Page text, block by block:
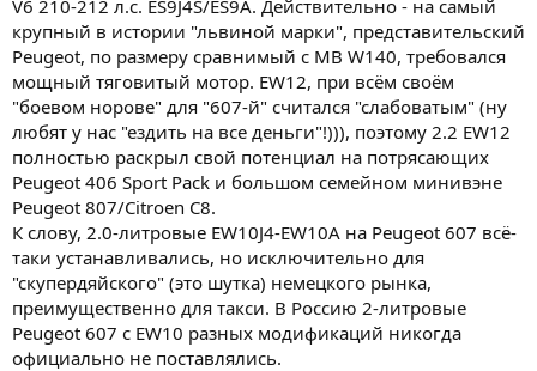
V6 210-212 л.с. ES9J4S/ES9A. Действительно - на самый
крупный в истории "львиной марки", представительский
Peugeot, по размеру сравнимый с MB W140, требовался
мощный тяговитый мотор. EW12, при всём своём
"боевом норове" для "607-й" считался "слабоватым" (ну
любят у нас "ездить на все деньги"!))), поэтому 2.2 EW12
полностью раскрыл свой потенциал на потрясающих
Peugeot 406 Sport Pack и большом семейном минивэне
Peugeot 807/Citroen C8.
К слову, 2.0-литровые EW10J4-EW10A на Peugeot 607 всё-
таки устанавливались, но исключительно для
"скупердяйского" (это шутка) немецкого рынка,
преимущественно для такси. В Россию 2-литровые
Peugeot 607 с EW10 разных модификаций никогда
официально не поставлялись.